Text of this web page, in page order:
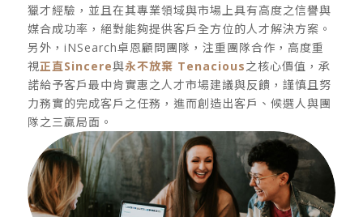
獵才經驗，並且在其專業領域與市場上具有高度之信譽與
媒合成功率，絕對能夠提供客戶全方位的人才解決方案。
另外，iNSearch卓恩顧問團隊，注重團隊合作，高度重
視正直Sincere與永不放棄 Tenacious之核心價值，承
諾給予客戶最中肯實惠之人才市場建議與反饋，謹慎且努
力務實的完成客戶之任務，進而創造出客戶、候選人與團
隊之三贏局面。